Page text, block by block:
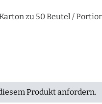
zu 50 Beutel /
Produkt anfordern.